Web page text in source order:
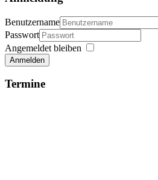
Benutzername
Passwort
Angemeldet bleiben
Anmelden
Termine